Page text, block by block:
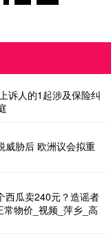
诉人的1起涉及保险纠
威胁后 欧洲议会拟重
西瓜卖240元？造谣者
物价_视频_萍乡_高